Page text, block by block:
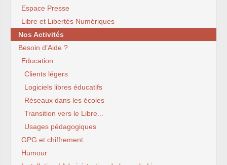
Espace Presse
Libre et Libertés Numériques
Nos Activités
Besoin d’Aide ?
Education
Clients légers
Logiciels libres éducatifs
Réseaux dans les écoles
Transition vers le Libre...
Usages pédagogiques
GPG et chiffrement
Humour